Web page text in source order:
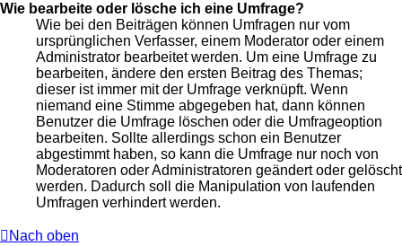
Wie bearbeite oder lösche ich eine Umfrage?
Wie bei den Beiträgen können Umfragen nur vom
ursprünglichen Verfasser, einem Moderator oder einem
Administrator bearbeitet werden. Um eine Umfrage zu
bearbeiten, ändere den ersten Beitrag des Themas;
dieser ist immer mit der Umfrage verknüpft. Wenn
niemand eine Stimme abgegeben hat, dann können
Benutzer die Umfrage löschen oder die Umfrageoption
bearbeiten. Sollte allerdings schon ein Benutzer
abgestimmt haben, so kann die Umfrage nur noch von
Moderatoren oder Administratoren geändert oder gelöscht
werden. Dadurch soll die Manipulation von laufenden
Umfragen verhindert werden.
Nach oben